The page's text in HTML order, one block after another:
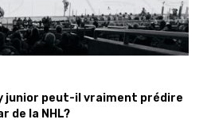
junior peut-il vraiment prédire
de la NHL?